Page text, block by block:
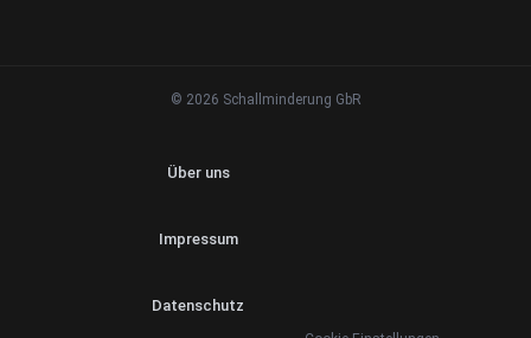
© 2026 Schallminderung GbR
Über uns
Impressum
Datenschutz